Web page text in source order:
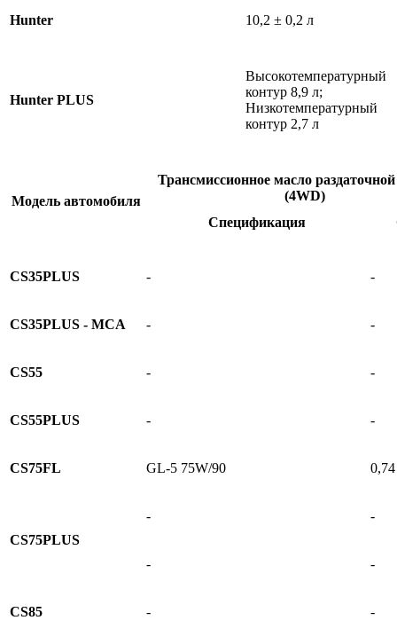
Hunter 10,2 ± 0,2 л
Hunter PLUS
Высокотемпературный
контур 8,9 л;
Низкотемпературный
контур 2,7 л
Модель автомобиля
Трансмиссионное масло
(4WD)
Спецификация
CS35PLUS - -
CS35PLUS - MCA - -
CS55 - -
CS55PLUS - -
CS75FL GL-5 75W/90
CS75PLUS
- -
- -
CS85 - -